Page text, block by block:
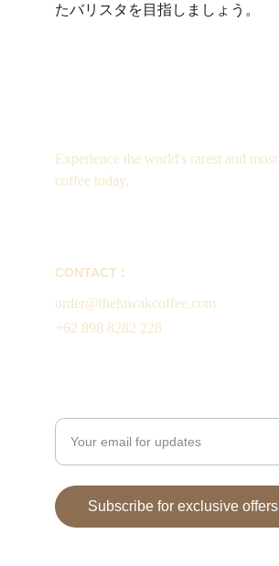
たバリスタを目指しましょう。
Experience the world's rarest and
coffee today.
CONTACT :
order@theluwakcoffee.com
+62 898 8282 228
Subscribe for exclusive offers